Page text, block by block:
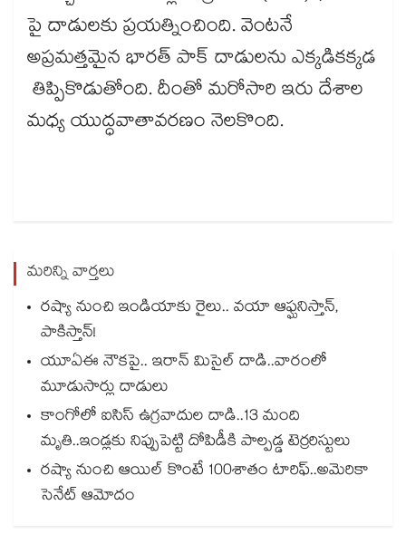
పై దాడులకు ప్రయత్నించింది. వెంటనే
అప్రమత్తమైన భారత్ పాక్ దాడులను ఎక్కడికక్కడ
తిప్పికొడుతోంది. దీంతో మరోసారి ఇరు దేశాల
మధ్య యుద్ధవాతావరణం నెలకొంది.
మరిన్ని వార్తలు
రష్యా నుంచి ఇండియాకు రైలు.. వయా ఆఫ్ఘనిస్తాన్,
పాకిస్తాన్!
యూఏఈ నౌకపై.. ఇరాన్‌‌ మిసైల్‌‌ దాడి..వారంలో
మూడుసార్లు దాడులు
కాంగోలో ఐసిస్ ఉగ్రవాదుల దాడి..13 మంది
మృతి..ఇండ్లకు నిప్పుపెట్టి దోపిడీకి పాల్పడ్డ టెర్రరిస్టులు
రష్యా నుంచి ఆయిల్‌‌‌‌‌‌‌‌ కొంటే 100శాతం టారిఫ్‌‌‌‌‌‌‌‌..అమెరికా
సెనేట్‌‌‌‌‌‌‌‌ ఆమోదం